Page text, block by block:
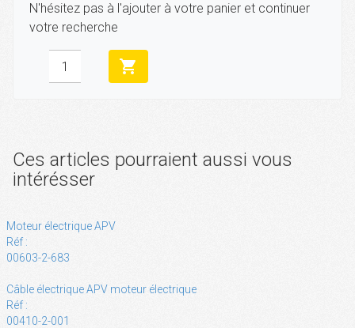
N'hésitez pas à l'ajouter à votre panier et continuer
votre recherche
shopping_cart
Ces articles pourraient aussi vous
intérésser
Moteur électrique APV
Réf :
00603-2-683
Câble électrique APV moteur électrique
Réf :
00410-2-001